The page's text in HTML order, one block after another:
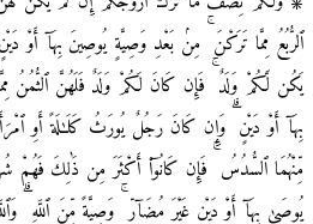
ٱلرُّبُعُ مِمَّا تَرَكْنَ ۚ مِنۢ بَعْدِ وَصِيَّةٍ يُوصِينَ بِهَآ أَوْ
يَكُن لَّكُمْ وَلَدٌ ۚ فَإِن كَانَ لَكُمْ وَلَدٌ فَلَهُنَّ ٱلثُّمُنُ
بِهَآ أَوْ دَيْنٍ ۗ وَإِن كَانَ رَجُلٌ يُورَثُ كَلَـٰلَةً أَوِ
مِّنْهُمَا ٱلسُّدُسُ ۚ فَإِن كَانُوٓا۟ أَكْثَرَ مِن ذَٰلِكَ فَهُمْ
يُوصَىٰ بِهَآ أَوْ دَيْنٍ غَيْرَ مُضَآرٍّ ۚ وَصِيَّةً مِّنَ ٱللَّهِ